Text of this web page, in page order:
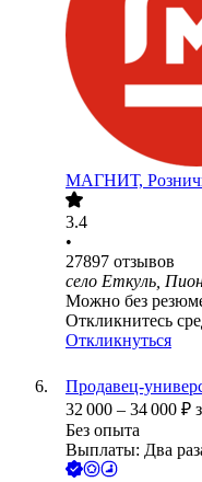
МАГНИТ,
3.4
•
27897 отзывов
село Еткуль,
Можно без
Откликнитесь
Откликнуться
Продавец-
32 000 – 34 000 ₽
Без опыта
Выплаты: Два